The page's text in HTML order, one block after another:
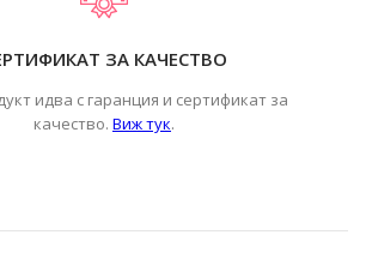
ЗА КАЧЕСТВО
идва с гаранция и сертификат за
качество. Виж тук.